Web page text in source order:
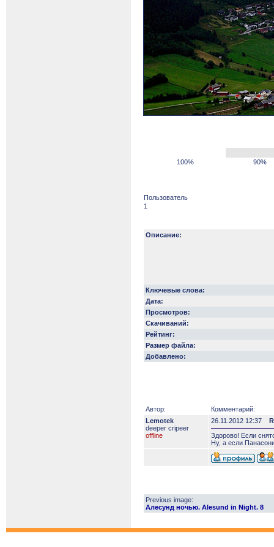
100% 90%
Пользователь
1
Описание:
Ключевые слова:
Дата:
Просмотров:
Скачиваний:
Рейтинг:
Размер файла:
Добавлено:
Автор:
Комментарий:
Lemotek
deeper сripeer
offline
26.11.2012 12:37
Здорово! Если
Ну, а если
Previous image:
Алесунд ночью. Alesund in Night. 8